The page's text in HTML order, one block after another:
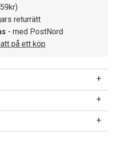
returrätt
- med PostNord
på ett köp